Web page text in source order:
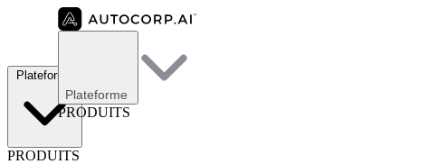
Plateforme
PRODUITS
Plateforme
PRODUITS